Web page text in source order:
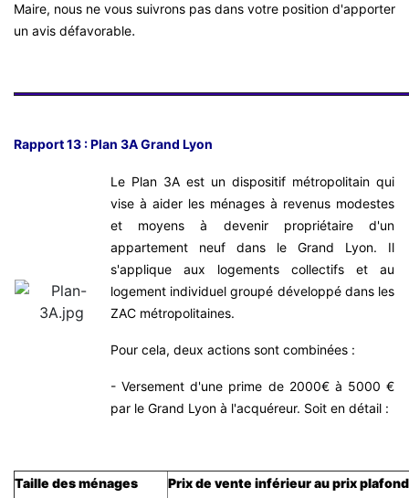
Maire, nous ne vous suivrons pas dans votre position d'apporter
un avis défavorable.
Rapport 13 : Plan 3A Grand Lyon
Le Plan 3A est un dispositif métropolitain qui
vise à aider les ménages à revenus modestes
et moyens à devenir propriétaire d'un
appartement neuf dans le Grand Lyon. Il
s'applique aux logements collectifs et au
logement individuel groupé développé dans les
ZAC métropolitaines.
Pour cela, deux actions sont combinées :
- Versement d'une prime de 2000€ à 5000 €
par le Grand Lyon à l'acquéreur. Soit en détail :
Taille des ménages Prix de vente inférieur au prix